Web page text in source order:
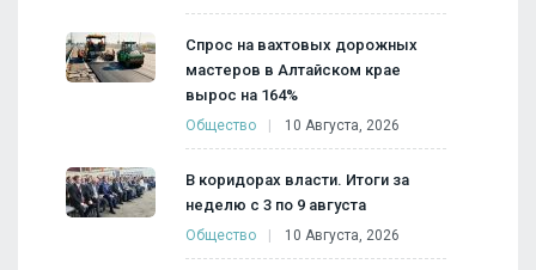
Спрос на вахтовых дорожных
мастеров в Алтайском крае
вырос на 164%
Общество 10 Августа, 2026
В коридорах власти. Итоги за
неделю с 3 по 9 августа
Общество 10 Августа, 2026